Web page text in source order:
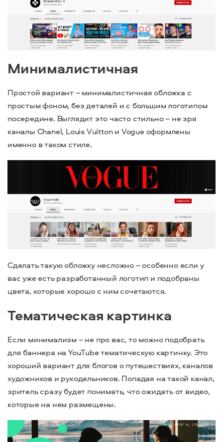
Минималистичная
Простой вариант – минималистичная обложка с
простым фоном, без деталей и с большим логотипом
посередине. Выглядит это часто стильно – не зря
каналы Chanel, Louis Vuitton и Vogue оформлены
именно в таком стиле.
Сделать такую обложку несложно – особенно если у
вас уже есть разработанный логотип и подобраны
цвета, которые хорошо с ним сочетаются.
Тематическая картинка
Если минимализм – не про вас, то можно подобрать
для баннера на YouTube тематическую картинку. Это
хороший вариант для блогов о путешествиях, каналов
художников и рукодельников. Попадая на такой канал,
зритель сразу будет понимать, что ожидать от видео,
которые на нем размещены.